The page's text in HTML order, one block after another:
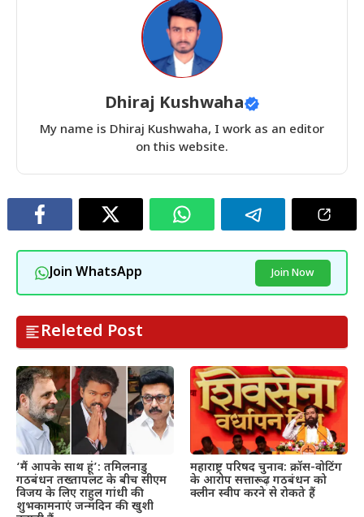
Dhiraj Kushwaha
My name is Dhiraj Kushwaha, I work as an editor
on this website.
Join WhatsApp Join Now
Releted Post
‘मैं आपके साथ हूं’: तमिलनाडु
गठबंधन तख्तापलट के बीच सीएम
विजय के लिए राहुल गांधी की
शुभकामनाएं जन्मदिन की खुशी
महाराष्ट्र परिषद चुनाव: क्रॉस-वोटिंग
के आरोप सत्तारूढ़ गठबंधन को
क्लीन स्वीप करने से रोकते हैं